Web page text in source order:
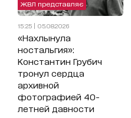
ЖВЛ представляє
15:25 | 05.08.2026
«Нахлынула
ностальгия»:
Константин Грубич
тронул сердца
архивной
фотографией 40-
летней давности